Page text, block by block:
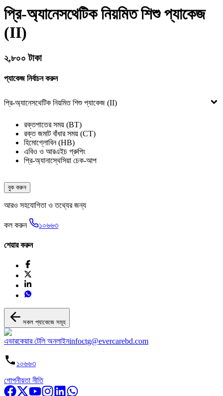
প্রি-অ্যানেসথেটিক নিয়মিত শিশু প্যাকেজ
(II)
২,৮০০ টাকা
প্যাকেজ নির্বাচন করুন
প্রি-অ্যানেসথেটিক নিয়মিত শিশু প্যাকেজ (II)
রক্তপাতের সময় (BT)
রক্ত জমাট বাঁধার সময় (CT)
হিমোগ্লোবিন (HB)
এবিও ও আরএইচ গ্রুপিং
প্রি-অ্যানাস্থেসিয়া চেক-আপ
বুক করুন
আরও সহযোগিতা ও তথ্যের জন্য
কল করুন ১০৬৬৩
শেয়ার করুন
সকল প্যাকেজে সমূহ
এভারকেয়ার টেলি অনলাইনinfoctg@evercarebd.com
১০৬৬৩
গোপনীয়তা নীতি